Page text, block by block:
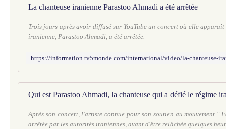
La chanteuse iranienne Parastoo Ahmadi a été arrêtée
Trois jours après avoir diffusé sur YouTube un concert où elle
iranienne, Parastoo Ahmadi, a été arrêtée.
Après son concert, l'artiste connue pour son soutien au mouvement "
arrêtée par les autorités iraniennes, avant d'être relâchée quelques